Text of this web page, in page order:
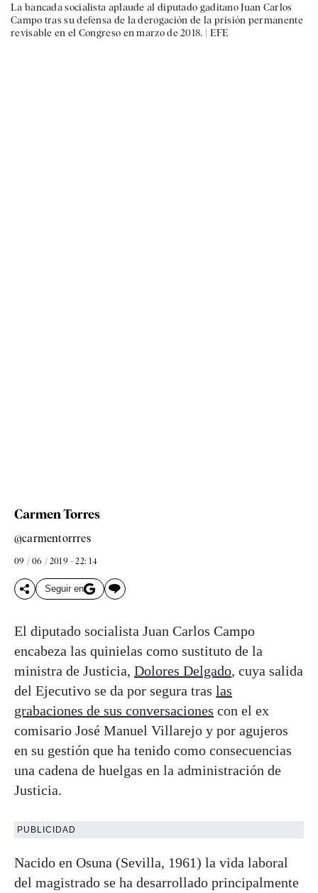
La bancada socialista aplaude al diputado gaditano Juan Carlos
Campo tras su defensa de la derogación de la prisión permanente
revisable en el Congreso en marzo de 2018. | EFE
Carmen Torres
@carmentorrres
09 / 06 / 2019 - 22: 14
Seguir en
El diputado socialista Juan Carlos Campo
encabeza las quinielas como sustituto de la
ministra de Justicia, Dolores Delgado, cuya salida
del Ejecutivo se da por segura tras las
grabaciones de sus conversaciones con el ex
comisario José Manuel Villarejo y por agujeros
en su gestión que ha tenido como consecuencias
una cadena de huelgas en la administración de
Justicia.
PUBLICIDAD
Nacido en Osuna (Sevilla, 1961) la vida laboral
del magistrado se ha desarrollado principalmente